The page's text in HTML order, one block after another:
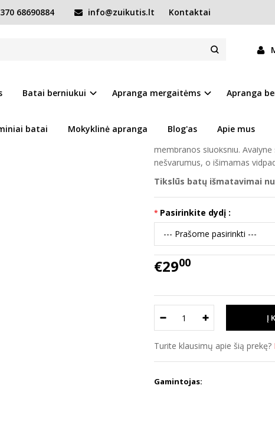
68690884 info@zuikutis.lt Kontaktai
Batai berniukui Apranga mergaitėms Apranga
batai Mokyklinė apranga Blog'as Apie mus
d. F065-61776
25 D. F065-61776
Prekės kodas:
15831-F065-
Itin lengvi ir lankstūs
membranos sluoksniu.
nešvarumus, o išimamas
Tikslūs batų išmatavimai
Pasirinkite dydį :
€2900
Turite klausimų apie šią prekę?
Gamintojas: